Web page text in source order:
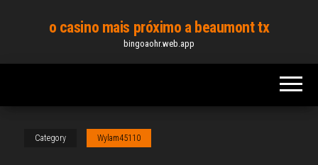
content
o casino mais próximo a beaumont tx
bingoaohr.web.app
Category Wylam45110